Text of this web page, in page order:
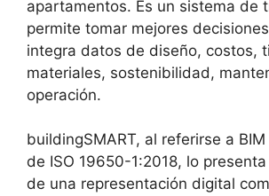
apartamentos. Es un sistema de
permite tomar mejores
integra datos de diseño, costos,
materiales, sostenibilidad,
operación.
buildingSMART, al referirse a
de ISO 19650-1:2018, lo
de una representación digital